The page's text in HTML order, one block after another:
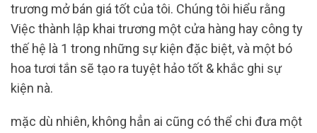
trương mở bán giá tốt của tôi. Chúng tôi hiểu rằng
Việc thành lập khai trương một cửa hàng hay công ty
thế hệ là 1 trong những sự kiện đặc biệt, và một bó
hoa tươi tắn sẽ tạo ra tuyệt hảo tốt & khắc ghi sự
kiện nà.
mặc dù nhiên, không hẳn ai cũng có thể chi đưa một